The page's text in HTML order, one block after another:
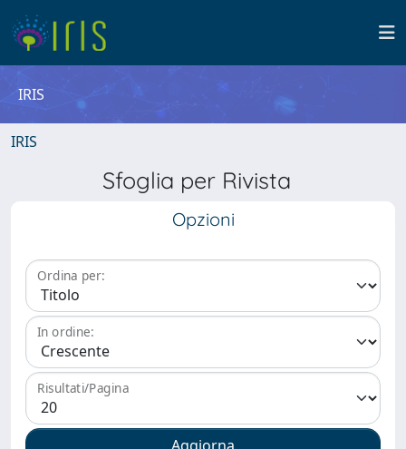
IRIS
IRIS
Sfoglia per Rivista
Opzioni
Ordina per:
In ordine:
Risultati/Pagina